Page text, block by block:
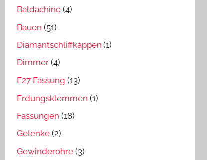
Baldachine (4)
Bauen (51)
Diamantschliffkappen (1)
Dimmer (4)
E27 Fassung (13)
Erdungsklemmen (1)
Fassungen (18)
Gelenke (2)
Gewinderohre (3)